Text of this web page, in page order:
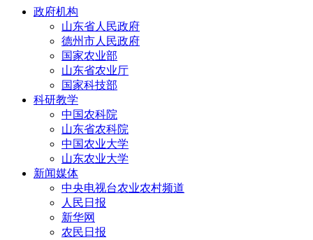
政府机构
山东省人民政府
德州市人民政府
国家农业部
山东省农业厅
国家科技部
科研教学
中国农科院
山东省农科院
中国农业大学
山东农业大学
新闻媒体
中央电视台农业农村频道
人民日报
新华网
农民日报